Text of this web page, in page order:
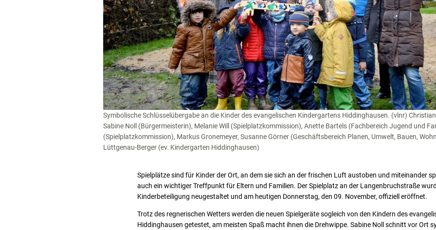
Symbolische Schlüsselübergabe an die Kinder des evangelischen Kindergartens Hiddinghausen. (vlnr)
Sabine Noll (Bürgermeisterin), Melanie Will (Spielplatzkommission), Anette Bartels (Fachbereich Jugend und
(Spielplatzkommission), Markus Gronemeyer, Susanne Görner (Geschäftsbereich Planen, Umwelt, Bauen,
Lüttgenau-Berger (ev. Kindergarten Hiddinghausen)
Spielplätze sind für Kinder der Ort, an dem sie sich an der frischen Luft austoben und miteinander
auch ein wichtiger Treffpunkt für Eltern und Familien. Der Spielplatz an der Langenbruchstraße
Kinderbeteiligung neugestaltet und am heutigen Donnerstag, den 09. November, offiziell eröffnet.
Trotz des regnerischen Wetters werden die neuen Spielgeräte sogleich von den Kindern des
Hiddinghausen getestet, am meisten Spaß macht ihnen die Drehwippe. Sabine Noll schnitt vor Ort